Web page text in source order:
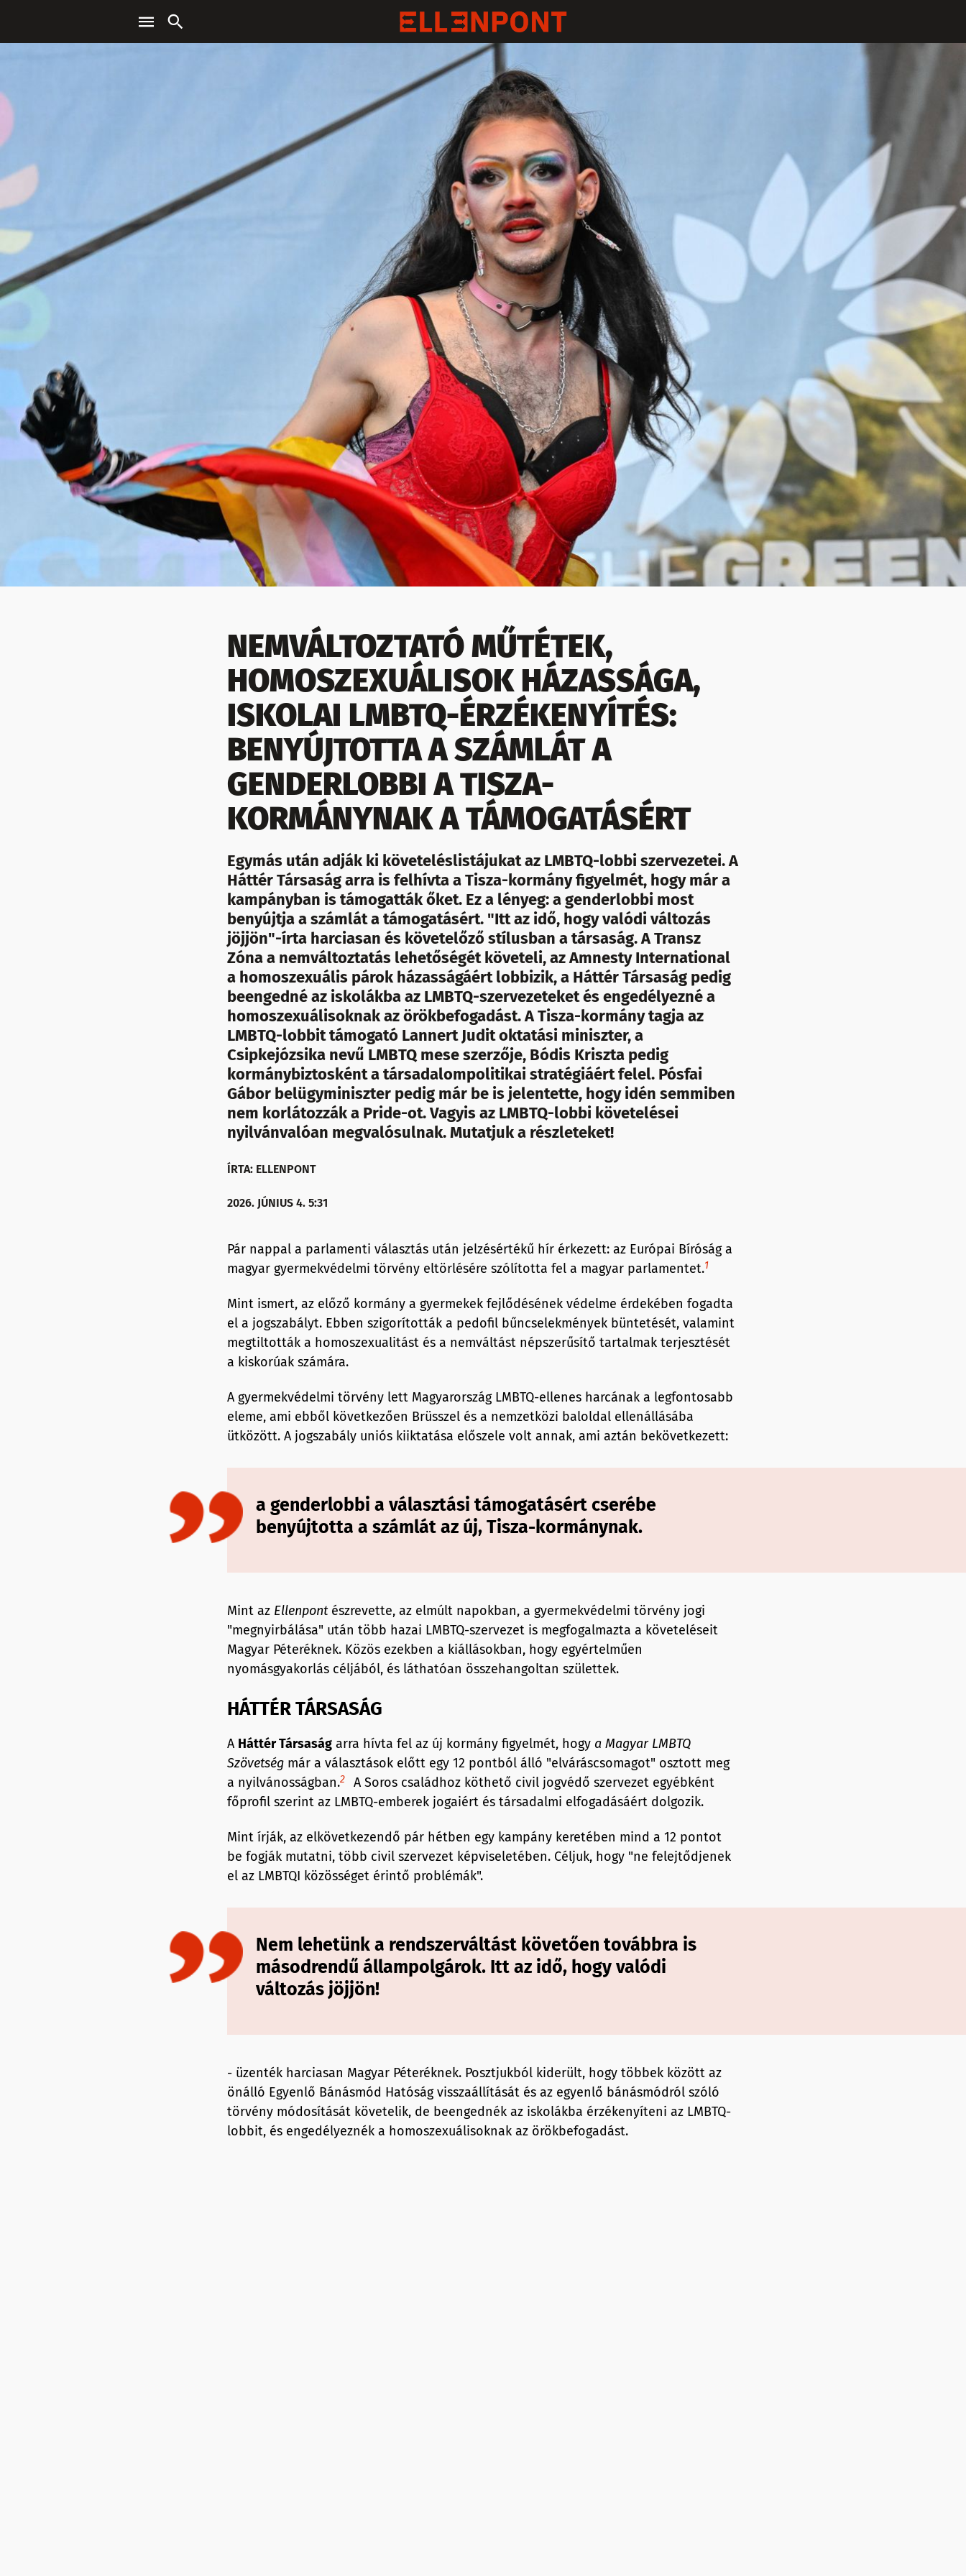
NEMVÁLTOZTATÓ MŰTÉTEK,
HOMOSZEXUÁLISOK HÁZASSÁGA,
ISKOLAI LMBTQ-ÉRZÉKENYÍTÉS:
BENYÚJTOTTA A SZÁMLÁT A
GENDERLOBBI A TISZA-
KORMÁNYNAK A TÁMOGATÁSÉRT
Egymás után adják ki követeléslistájukat az LMBTQ-lobbi szervezetei. A
Háttér Társaság arra is felhívta a Tisza-kormány figyelmét, hogy már a
kampányban is támogatták őket. Ez a lényeg: a genderlobbi most
benyújtja a számlát a támogatásért. "Itt az idő, hogy valódi változás
jöjjön"-írta harciasan és követelőző stílusban a társaság. A Transz
Zóna a nemváltoztatás lehetőségét követeli, az Amnesty International
a homoszexuális párok házasságáért lobbizik, a Háttér Társaság pedig
beengedné az iskolákba az LMBTQ-szervezeteket és engedélyezné a
homoszexuálisoknak az örökbefogadást. A Tisza-kormány tagja az
LMBTQ-lobbit támogató Lannert Judit oktatási miniszter, a
Csipkejózsika nevű LMBTQ mese szerzője, Bódis Kriszta pedig
kormánybiztosként a társadalompolitikai stratégiáért felel. Pósfai
Gábor belügyminiszter pedig már be is jelentette, hogy idén semmiben
nem korlátozzák a Pride-ot. Vagyis az LMBTQ-lobbi követelései
nyilvánvalóan megvalósulnak. Mutatjuk a részleteket!
ÍRTA: ELLENPONT
2026. JÚNIUS 4. 5:31
Pár nappal a parlamenti választás után jelzésértékű hír érkezett: az Európai Bíróság a
magyar gyermekvédelmi törvény eltörlésére szólította fel a magyar parlamentet.1
Mint ismert, az előző kormány a gyermekek fejlődésének védelme érdekében fogadta
el a jogszabályt. Ebben szigorították a pedofil bűncselekmények büntetését, valamint
megtiltották a homoszexualitást és a nemváltást népszerűsítő tartalmak terjesztését
a kiskorúak számára.
A gyermekvédelmi törvény lett Magyarország LMBTQ-ellenes harcának a legfontosabb
eleme, ami ebből következően Brüsszel és a nemzetközi baloldal ellenállásába
ütközött. A jogszabály uniós kiiktatása előszele volt annak, ami aztán bekövetkezett:
a genderlobbi a választási támogatásért cserébe
benyújtotta a számlát az új, Tisza-kormánynak.
Mint az Ellenpontészrevette, az elmúlt napokban, a gyermekvédelmi törvény jogi
"megnyirbálása" után több hazai LMBTQ-szervezet is megfogalmazta a követeléseit
Magyar Péteréknek. Közös ezekben a kiállásokban, hogy egyértelműen
nyomásgyakorlás céljából, és láthatóan összehangoltan születtek.
HÁTTÉR TÁRSASÁG
A Háttér Társaságarra hívta fel az új kormány figyelmét, hogy a Magyar LMBTQ
Szövetségmár a választások előtt egy 12 pontból álló "elváráscsomagot" osztott meg
a nyilvánosságban.2
A Soros családhoz köthető civil jogvédő szervezet egyébként
főprofil szerint az LMBTQ-emberek jogaiért és társadalmi elfogadásáért dolgozik.
Mint írják, az elkövetkezendő pár hétben egy kampány keretében mind a 12 pontot
be fogják mutatni, több civil szervezet képviseletében. Céljuk, hogy "ne felejtődjenek
el az LMBTQI közösséget érintő problémák".
Nem lehetünk a rendszerváltást követően továbbra is
másodrendű állampolgárok. Itt az idő, hogy valódi
változás jöjjön!
- üzenték harciasan Magyar Péteréknek. Posztjukból kiderült, hogy többek között az
önálló Egyenlő Bánásmód Hatóság visszaállítását és az egyenlő bánásmódról szóló
törvény módosítását követelik, de beengednék az iskolákba érzékenyíteni az LMBTQ-
lobbit, és engedélyeznék a homoszexuálisoknak az örökbefogadást.